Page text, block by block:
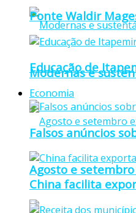
Modernas e
Agosto e
Ponte Waldir
Educação de
Economia
Falsos anúncios
China facilita